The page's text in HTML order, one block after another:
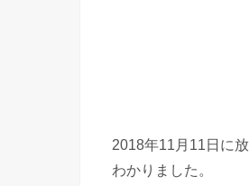
2018年11月11日に
わかりました。